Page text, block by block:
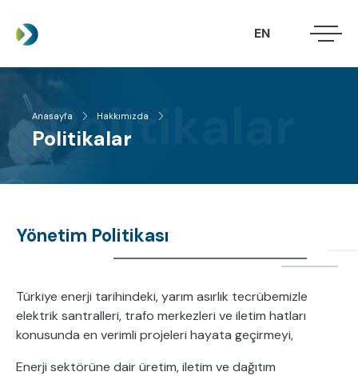
içeriğe
atla
HAKKIMIZDA
PROJELERIMIZ
EN .
Sayfa
yolu
Anasayfa Hakkımızda
Politikalar
Politikalar
Yönetim Politikası
Türkiye enerji tarihindeki, yarım asırlık tecrübemizle
elektrik santralleri, trafo merkezleri ve iletim hatları
konusunda en verimli projeleri hayata geçirmeyi,
Enerji sektörüne dair üretim, iletim ve dağıtım